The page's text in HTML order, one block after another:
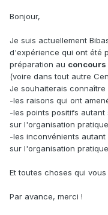
Bonjour,
Je suis actuellement
d'expérience qui ont été
préparation au
(voire dans tout autre
Je souhaiterais connaître
-les raisons qui ont
-les points positifs
sur l'organisation
-les inconvénients
sur l'organisation
Et toutes choses qui
Par avance, merci !